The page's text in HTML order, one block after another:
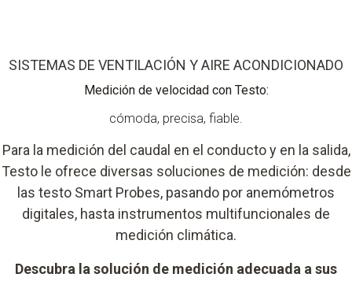
SISTEMAS DE VENTILACIÓN Y AIRE ACONDICIONADO
Medición de velocidad con Testo:
cómoda, precisa, fiable.
Para la medición del caudal en el conducto y en la salida,
Testo le ofrece diversas soluciones de medición: desde
las testo Smart Probes, pasando por anemómetros
digitales, hasta instrumentos multifuncionales de
medición climática.
Descubra la solución de medición adecuada a sus